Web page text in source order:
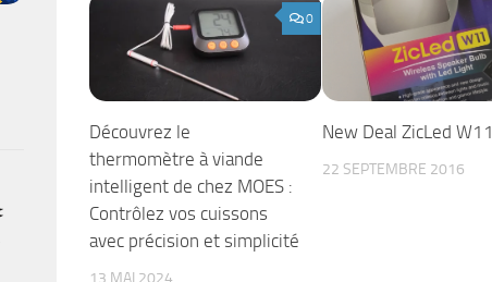
0
Découvrez le
thermomètre à viande
intelligent de chez MOES :
Contrôlez vos cuissons
avec précision et simplicité
13 MAI 2024
New Deal ZicLed W11
22 SEPTEMBRE 2016